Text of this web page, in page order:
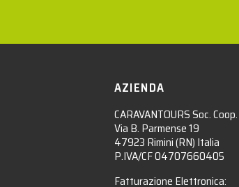
AZIENDA
CARAVANTOURS Soc. Coop.
Via B. Parmense 19
47923 Rimini (RN) Italia
P.IVA/CF 04707660405
Fatturazione Elettronica: